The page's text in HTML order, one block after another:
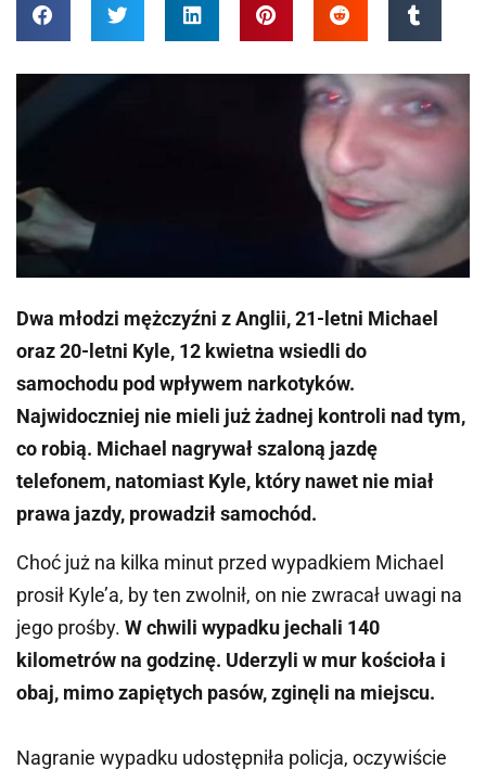
Dwa młodzi mężczyźni z Anglii, 21-letni Michael
oraz 20-letni Kyle, 12 kwietna wsiedli do
samochodu pod wpływem narkotyków.
Najwidoczniej nie mieli już żadnej kontroli nad tym,
co robią. Michael nagrywał szaloną jazdę
telefonem, natomiast Kyle, który nawet nie miał
prawa jazdy, prowadził samochód.
Choć już na kilka minut przed wypadkiem Michael
prosił Kyle’a, by ten zwolnił, on nie zwracał uwagi na
jego prośby. W chwili wypadku jechali 140
kilometrów na godzinę. Uderzyli w mur kościoła i
obaj, mimo zapiętych pasów, zginęli na miejscu.
Nagranie wypadku udostępniła policja, oczywiście